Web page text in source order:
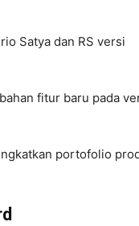
Satya dan RS versi
fitur baru pada
portofolio